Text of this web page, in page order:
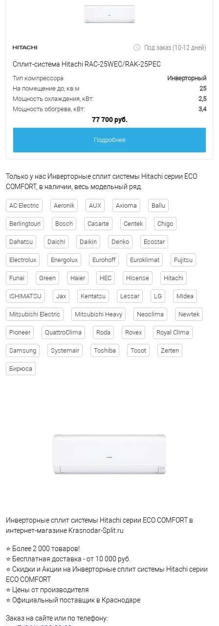
AC Electric Aeronik AUX Axioma Ballu
Berlingtoun Bosch Casarte Centek Chigo
Dahatsu Daichi Daikin Denko Ecostar
Electrolux Energolux Eurohoff Euroklimat Fujitsu
Funai Green Haier HEC Hisense Hitachi
ISHIMATSU Jax Kentatsu Lessar LG Midea
Mitsubishi Electric Mitsubishi Heavy Neoclima Newtek
Pioneer QuattroClima Roda Rovex Royal Clima
Samsung Systemair Toshiba Tosot Zerten
Бирюса
Под заказ (10-12 дней)
Сплит-система Hitachi RAC-25WEC/RAK-25PEC
Тип компрессора
Инверторный
На помещение до, кв.м
25
Мощность охлаждения, кВт:
2,5
Мощность обогрева, кВт:
3,4
77 700 руб.
Подробнее
Инверторные сплит системы Hitachi серии ECO COMFORT в
интернет-магазине Krasnodar-Split.ru
⭐ Более 2 000 товаров!
⭐ Бесплатная доставка - от 10 000 руб.
⭐ Скидки и Акции на Инверторные сплит системы Hitachi серии
ECO COMFORT
⭐ Цены от производителя
⭐ Официальный поставщик в Краснодаре
Заказ на сайте или по телефону:
Только у нас Инверторные сплит системы Hitachi серии ECO
COMFORT, в наличии, весь модельный ряд.